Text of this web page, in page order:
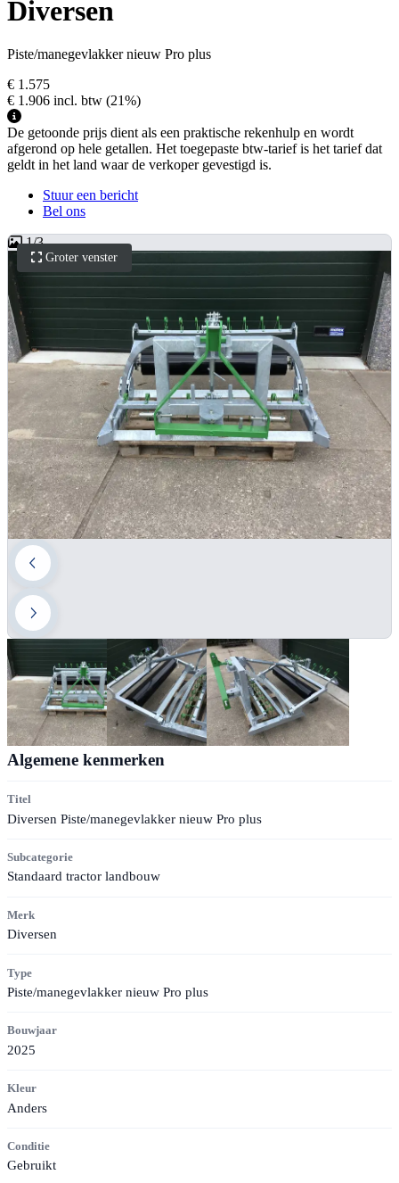
Diversen
Piste/manegevlakker nieuw Pro plus
€ 1.575
€ 1.906 incl. btw (21%)
De getoonde prijs dient als een praktische rekenhulp en wordt
afgerond op hele getallen. Het toegepaste btw-tarief is het tarief dat
geldt in het land waar de verkoper gevestigd is.
Stuur een bericht
Bel ons
Groter venster
1/3
Algemene kenmerken
Titel
Diversen Piste/manegevlakker nieuw Pro plus
Subcategorie
Standaard tractor landbouw
Merk
Diversen
Type
Piste/manegevlakker nieuw Pro plus
Bouwjaar
2025
Kleur
Anders
Conditie
Gebruikt